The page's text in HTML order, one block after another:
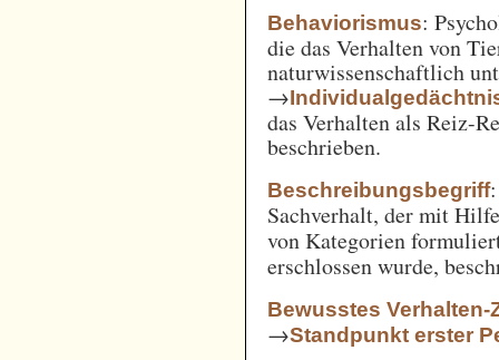
Behaviorismus:
die das Verhalten von
naturwissenschaftlich
→
das Verhalten als Reiz-
beschrieben.
Beschreibungsbegriff
Sachverhalt, der mit
von Kategorien
erschlossen wurde,
Bewusstes Verhalten-
→Standpunkt erster